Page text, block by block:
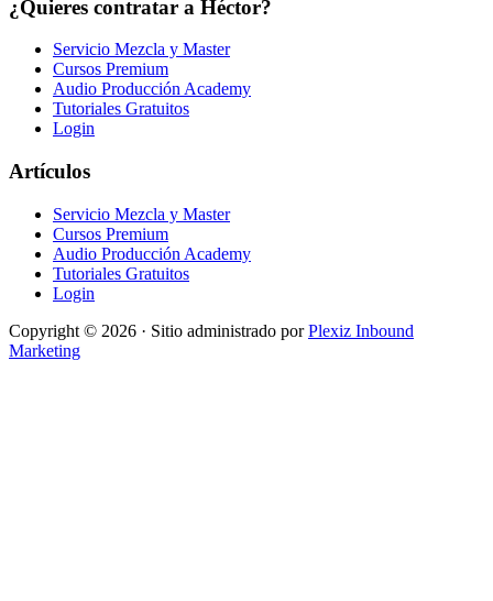
¿Quieres contratar a Héctor?
Servicio Mezcla y Master
Cursos Premium
Audio Producción Academy
Tutoriales Gratuitos
Login
Artículos
Servicio Mezcla y Master
Cursos Premium
Audio Producción Academy
Tutoriales Gratuitos
Login
Copyright © 2026 · Sitio administrado porPlexiz Inbound
Marketing